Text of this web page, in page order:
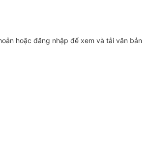
hoặc đăng nhập để xem và tải văn bản